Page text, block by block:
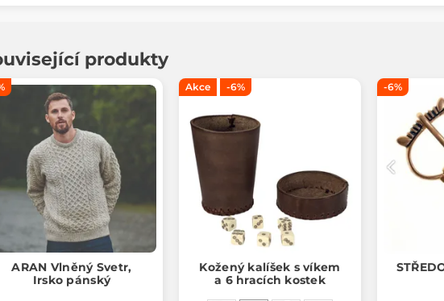
produkty
ARAN Vlněný Svetr,
Irsko pánský
Akce -6%
Kožený kalíšek s víkem
a 6 hracích kostek
-6%